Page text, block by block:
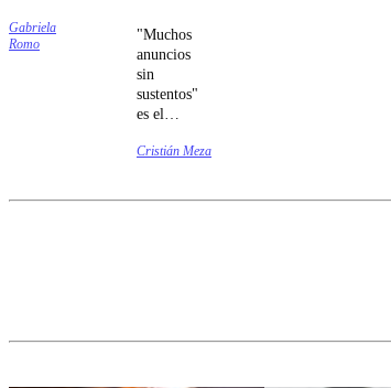
a los países
que no se
Gabriela
Romo
"Muchos
anuncios
sin
sustentos"
es el
de la
Cristián Meza